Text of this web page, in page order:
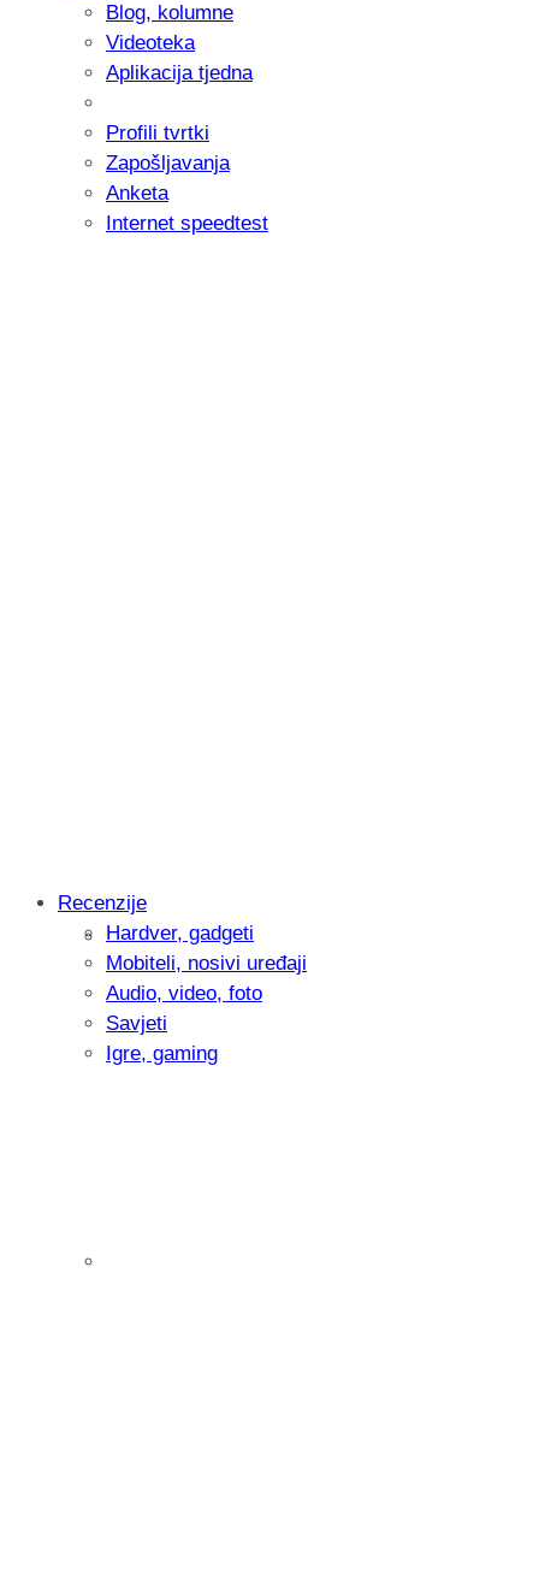
Samsung otkrio kako je nastajala
donijelo tanje i izdržljivije preklopne
Blog, kolumne
Videoteka
Aplikacija tjedna
Profili tvrtki
Zapošljavanja
Anketa
Internet speedtest
Intervju: Goran Jović, fotograf -
Recenzije
Hardver, gadgeti
Mobiteli, nosivi uređaji
Audio, video, foto
Savjeti
Igre, gaming